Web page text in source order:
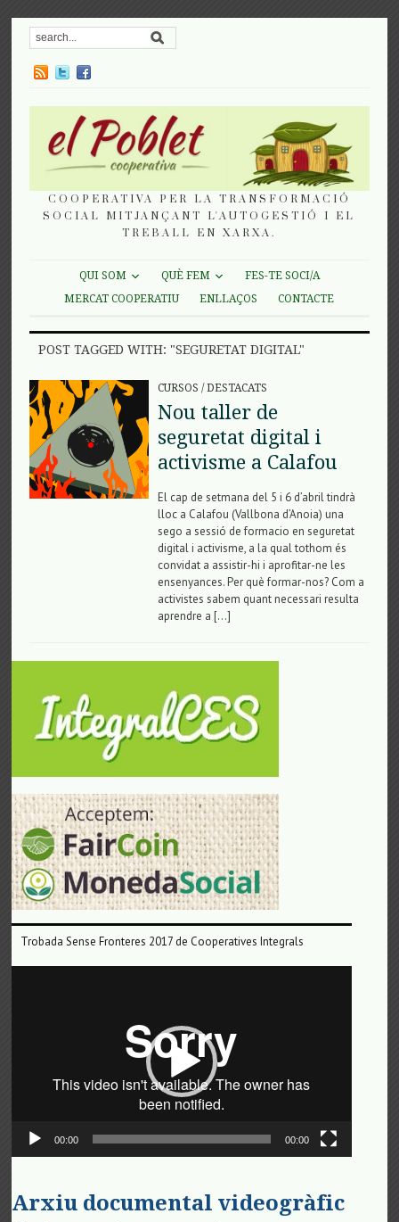
COOPERATIVA PER LA TRANSFORMACIÓ
SOCIAL MITJANÇANT L'AUTOGESTIÓ I EL
TREBALL EN XARXA.
QUI SOM QUÈ FEM
FES-TE SOCI/A
MERCAT COOPERATIU
ENLLAÇOS CONTACTE
POST TAGGED WITH: "SEGURETAT DIGITAL"
CURSOS /DESTACATS
Nou taller de
seguretat digital i
activisme a Calafou
El cap de setmana del 5 i 6 d’abril tindrà
lloc a Calafou (Vallbona d’Anoia) una
sego a sessió de formacio en seguretat
digital i activisme, a la qual tothom és
convidat a assistir-hi i aprofitar-ne les
ensenyances. Per què formar-nos? Com a
activistes sabem quant necessari resulta
aprendre a […]
Trobada Sense Fronteres 2017 de Cooperatives Integrals
00:00 00:00
Arxiu documental videogràfic